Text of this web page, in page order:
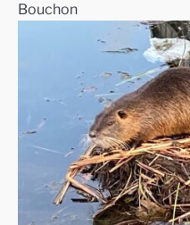
Bouchon